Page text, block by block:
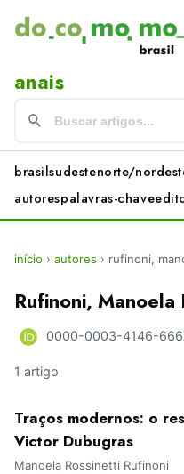
anais
brasilsudestenorte/
autorespalavras-chave
início › autores › rufinoni,
Rufinoni, Manoela
0000-0003-4146-
1 artigo
Traços modernos: o
Victor Dubugras
Manoela Rossinetti Rufinoni